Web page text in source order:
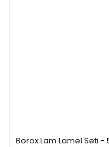
Borox Lam Lamel Seti -